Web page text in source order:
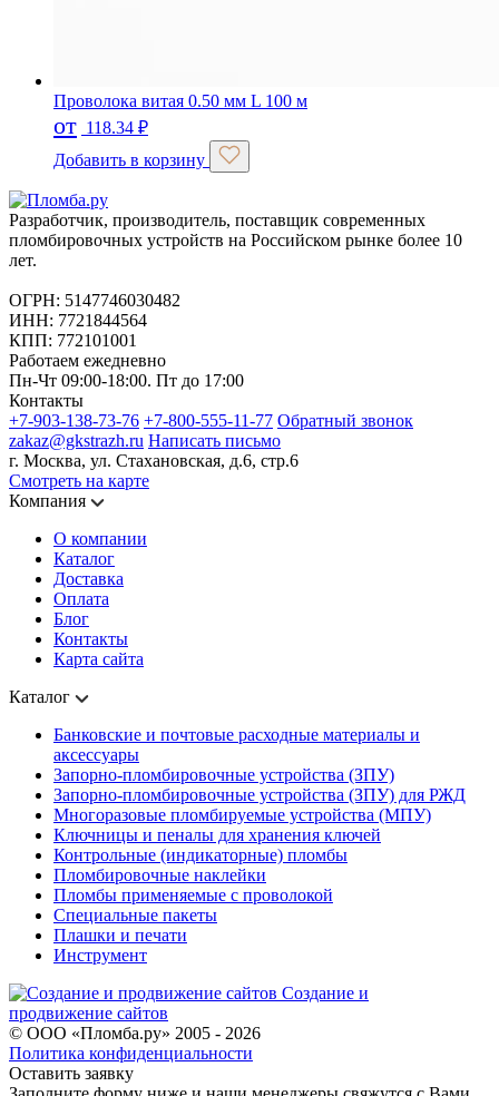
Проволока витая 0.50 мм L 100 м
от 118.34 ₽
Добавить в корзину
Разработчик, производитель, поставщик современных
пломбировочных устройств на Российском рынке более 10
лет.
ОГРН: 5147746030482
ИНН: 7721844564
КПП: 772101001
Работаем ежедневно
Пн-Чт 09:00-18:00. Пт до 17:00
Контакты
+7-903-138-73-76 +7-800-555-11-77 Обратный звонок
zakaz@gkstrazh.ru Написать письмо
г. Москва, ул. Стахановская, д.6, стр.6
Смотреть на карте
Компания
О компании
Каталог
Доставка
Оплата
Блог
Контакты
Карта сайта
Каталог
Банковские и почтовые расходные материалы и
аксессуары
Запорно-пломбировочные устройства (ЗПУ)
Запорно-пломбировочные устройства (ЗПУ) для РЖД
Многоразовые пломбируемые устройства (МПУ)
Ключницы и пеналы для хранения ключей
Контрольные (индикаторные) пломбы
Пломбировочные наклейки
Пломбы применяемые с проволокой
Специальные пакеты
Плашки и печати
Инструмент
Создание и
продвижение сайтов
© ООО «Пломба.ру» 2005 - 2026
Политика конфиденциальности
Оставить заявку